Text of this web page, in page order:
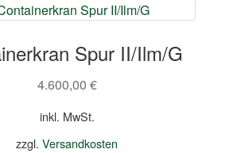
Spur II/Ilm/G
4.600,00 €
inkl. MwSt.
zzgl. Versandkosten